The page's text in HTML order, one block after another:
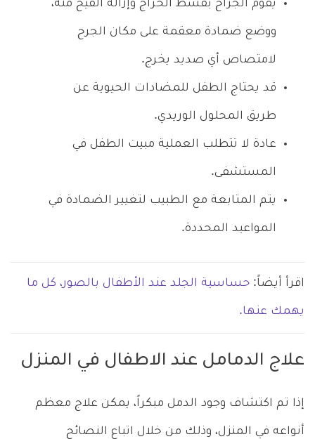
يقوم الجراح بقشط الخراج وإزالة القيح منه،
ووضع ضمادة معقمة على مكان الجرح
لامتصاص أي صديد يخرج.
قد يحتاج الطفل للمضادات الحيوية عن
طريق المحلول الوريدي.
عادة لا تتطلب العملية مبيت الطفل في
المستشفى.
يتم المتابعة مع الطبيب لتغيير الضمادة في
المواعيد المحددة.
اقرأ أيضاً: حساسية الجلد عند الأطفال بالصور، كل ما
يهمك عنها.
علاج الدمامل عند الاطفال في المنزل
إذا تم اكتشاف وجود الدمل مبكراً، يمكن علاج معظم
أنواعه في المنزل، وذلك من خلال اتباع النصائح